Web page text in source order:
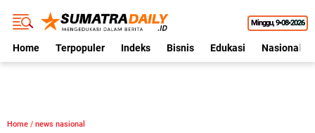
Minggu 9•08•2026
Home Terpopuler Indeks Bisnis Edukasi Nasional
Home / news nasional